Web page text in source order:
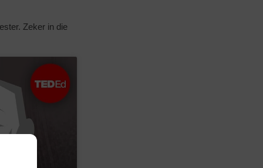
Zeker in die